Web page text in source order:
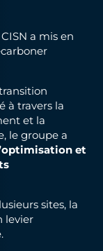
a mis en
à travers la
et la
le groupe a
et
sites, la
levier